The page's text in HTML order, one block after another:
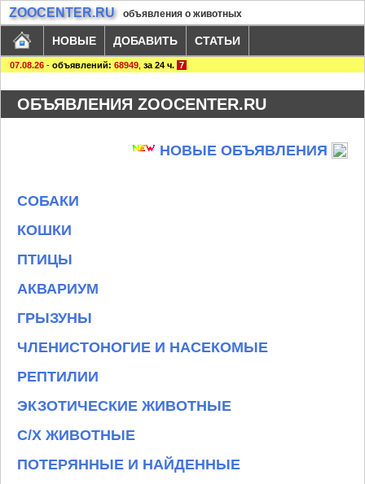
ZOOCENTER.RU объявления о животных
НОВЫЕ ДОБАВИТЬ СТАТЬИ
07.08.26 - объявлений: 68949 за 24 ч. 7
ОБЪЯВЛЕНИЯ ZOOCENTER.RU
НОВЫЕ ОБЪЯВЛЕНИЯ
СОБАКИ
КОШКИ
ПТИЦЫ
АКВАРИУМ
ГРЫЗУНЫ
ЧЛЕНИСТОНОГИЕ И НАСЕКОМЫЕ
РЕПТИЛИИ
ЭКЗОТИЧЕСКИЕ ЖИВОТНЫЕ
С/Х ЖИВОТНЫЕ
ПОТЕРЯННЫЕ И НАЙДЕННЫЕ